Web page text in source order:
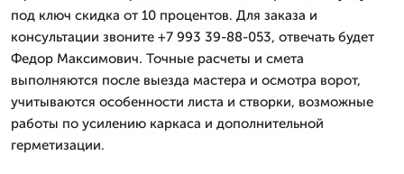
под ключ скидка от 10 процентов. Для заказа и
консультации звоните +7 993 39-88-053, отвечать будет
Федор Максимович. Точные расчеты и смета
выполняются после выезда мастера и осмотра ворот,
учитываются особенности листа и створки, возможные
работы по усилению каркаса и дополнительной
герметизации.